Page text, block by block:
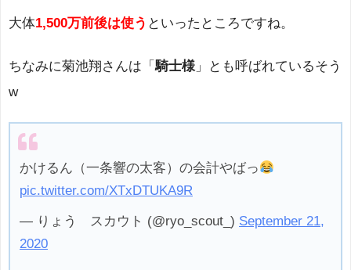
大体1,500万前後は使う といったところですね。
ちなみに菊池翔さんは「騎士様」とも呼ばれているそう
w
かけるん（一条響の太客）の会計やばっ
pic.twitter.com/XTxDTUKA9R
— りょう スカウト (@ryo_scout_) September 21,
2020